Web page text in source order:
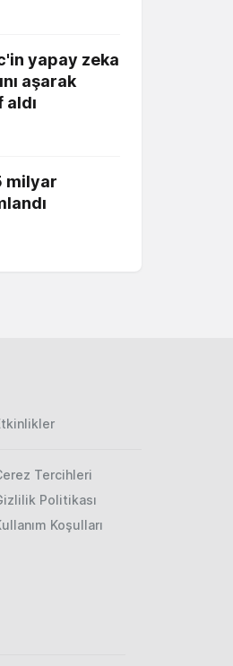
yapay zeka
aşarak
milyar
Tercihleri
Politikası
Koşulları